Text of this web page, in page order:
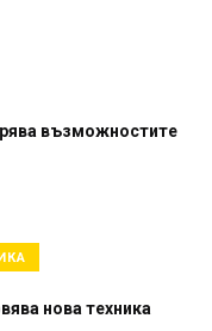
възможностите
нова техника